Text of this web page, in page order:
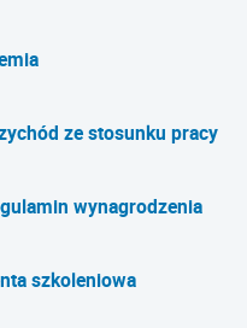
ze stosunku pracy
wynagrodzenia
szkoleniowa